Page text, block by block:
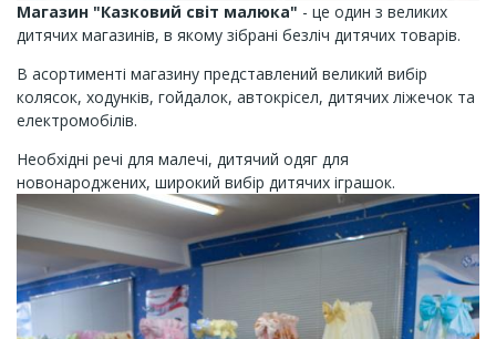
Магазин "Казковий світ малюка" - це один з великих
дитячих магазинів, в якому зібрані безліч дитячих товарів.
В асортименті магазину представлений великий вибір
колясок, ходунків, гойдалок, автокрісел, дитячих ліжечок та
електромобілів.
Необхідні речі для малечі, дитячий одяг для
новонароджених, широкий вибір дитячих іграшок.